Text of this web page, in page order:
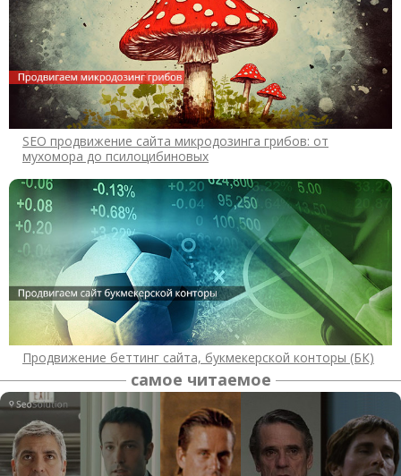
SEO продвижение сайта микродозинга грибов: от
мухомора до псилоцибиновых
Продвижение беттинг сайта, букмекерской конторы (БК)
самое читаемое